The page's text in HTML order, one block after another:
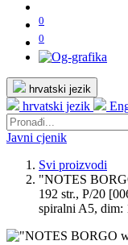
0
0
hrvatski jezik
hrvatski jezik
Javni cjenik
Svi proizvodi
"NOTES
192 str., P/20
spiralni A5, dim: